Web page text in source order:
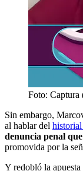
Foto: Captura
Sin embargo,
al hablar del
denuncia penal
promovida por la
Y redobló la apuesta